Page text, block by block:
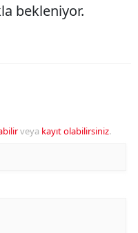
bekleniyor.
veya kayıt olabilirsiniz.